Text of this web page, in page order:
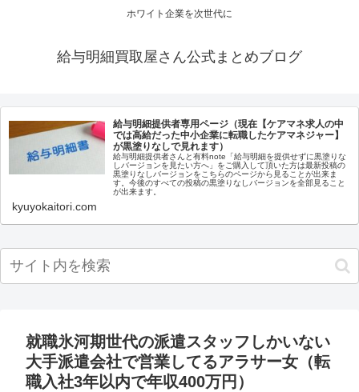
ホワイト企業を次世代に
給与明細買取屋さん公式まとめブログ
給与明細提供者専用ページ（現在【ケアマネ求人の中
では高給だった中小企業に転職したケアマネジャー】
が黒塗りなしで見れます）
給与明細提供者さんと有料note「給与明細を提供せずに黒塗りな
しバージョンを見たい方へ」をご購入して頂いた方は最新投稿の
黒塗りなしバージョンをこちらのページから見ることが出来ま
す。今後のすべての投稿の黒塗りなしバージョンを全部見ること
が出来ます。
kyuyokaitori.com
就職氷河期世代の派遣スタッフしかいない
大手派遣会社で営業してるアラサー女（転
職入社3年以内で年収400万円）